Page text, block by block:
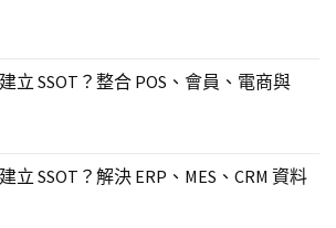
立 SSOT？整合 POS、會員、電商與
立 SSOT？解決 ERP、MES、CRM 資料